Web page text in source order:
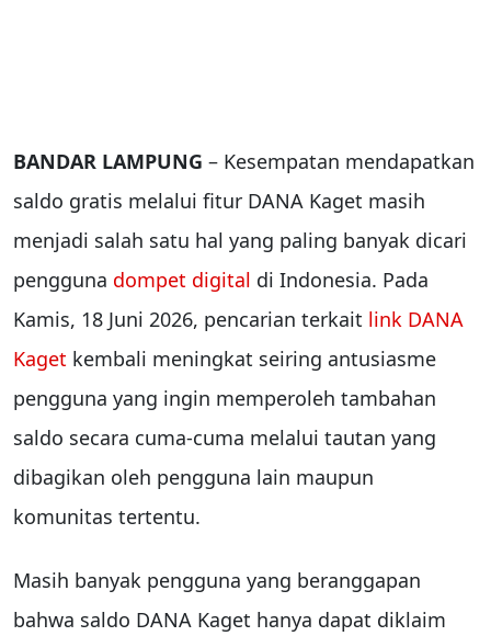
BANDAR LAMPUNG – Kesempatan mendapatkan
saldo gratis melalui fitur DANA Kaget masih
menjadi salah satu hal yang paling banyak dicari
pengguna dompet digital di Indonesia. Pada
Kamis, 18 Juni 2026, pencarian terkait link DANA
Kaget kembali meningkat seiring antusiasme
pengguna yang ingin memperoleh tambahan
saldo secara cuma-cuma melalui tautan yang
dibagikan oleh pengguna lain maupun
komunitas tertentu.
Masih banyak pengguna yang beranggapan
bahwa saldo DANA Kaget hanya dapat diklaim